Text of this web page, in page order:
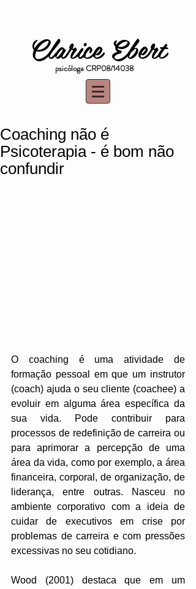
Clarice Ebert
psicóloga CRP08/14038
Coaching não é
Psicoterapia - é bom não
confundir
O coaching é uma atividade de
formação pessoal em que um instrutor
(coach) ajuda o seu cliente (coachee) a
evoluir em alguma área específica da
sua vida. Pode contribuir para
processos de redefinição de carreira ou
para aprimorar a percepção de uma
área da vida, como por exemplo, a área
financeira, corporal, de organização, de
liderança, entre outras. Nasceu no
ambiente corporativo com a ideia de
cuidar de executivos em crise por
problemas de carreira e com pressões
excessivas no seu cotidiano.
Wood (2001) destaca que em um